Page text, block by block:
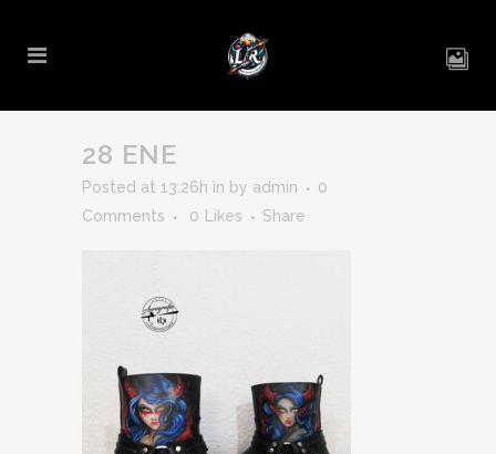
28 ENE
Posted at 13:26h in by admin
0
Comments
0 Likes Share